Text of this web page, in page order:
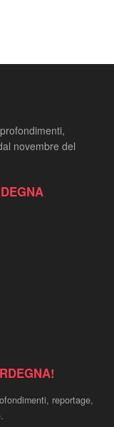
novembre del
reportage,